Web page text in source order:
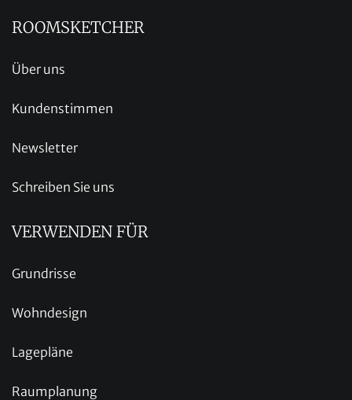
ROOMSKETCHER
Über uns
Kundenstimmen
Newsletter
Schreiben Sie uns
VERWENDEN FÜR
Grundrisse
Wohndesign
Lagepläne
Raumplanung